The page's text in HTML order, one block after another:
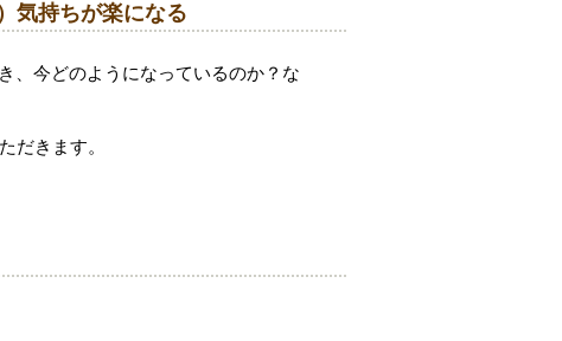
気持ちが楽になる
、今どのようになっているのか？な
だきます。